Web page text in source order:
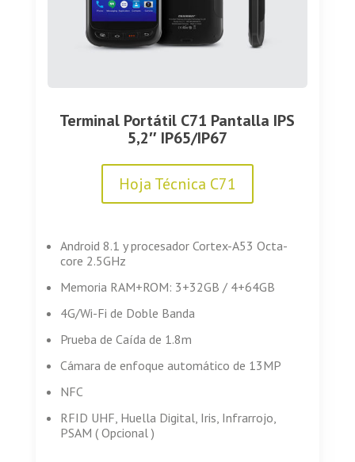
Terminal Portátil C71 Pantalla IPS
5,2″ IP65/IP67
Hoja Técnica C71
Android 8.1 y procesador Cortex-A53 Octa-
core 2.5GHz
Memoria RAM+ROM: 3+32GB / 4+64GB
4G/Wi-Fi de Doble Banda
Prueba de Caída de 1.8m
Cámara de enfoque automático de 13MP
NFC
RFID UHF, Huella Digital, Iris, Infrarrojo,
PSAM ( Opcional )